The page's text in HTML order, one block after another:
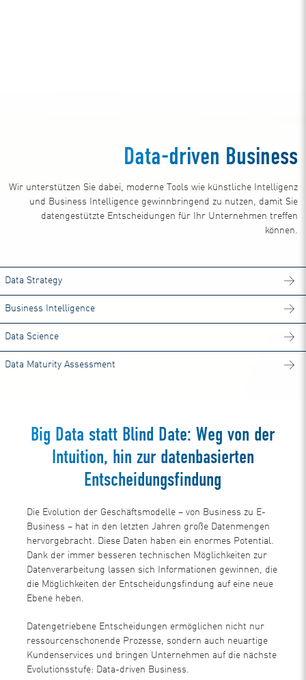
Data-driven Business
Wir unterstützen Sie dabei, moderne Tools wie künstliche Intelligenz
und Business Intelligence gewinnbringend zu nutzen, damit Sie
datengestützte Entscheidungen für Ihr Unternehmen treffen
können.
Data Maturity Assessment
Data Science
Business Intelligence
Data Strategy
Big Data statt Blind Date: Weg von der
Intuition, hin zur datenbasierten
Entscheidungsfindung
Die Evolution der Geschäftsmodelle – von Business zu E-
Business – hat in den letzten Jahren große Datenmengen
hervorgebracht. Diese Daten haben ein enormes Potential.
Dank der immer besseren technischen Möglichkeiten zur
Datenverarbeitung lassen sich Informationen gewinnen, die
die Möglichkeiten der Entscheidungsfindung auf eine neue
Ebene heben.
Datengetriebene Entscheidungen ermöglichen nicht nur
ressourcenschonende Prozesse, sondern auch neuartige
Kundenservices und bringen Unternehmen auf die nächste
Evolutionsstufe: Data-driven Business.